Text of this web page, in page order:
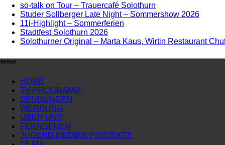
so-talk on Tour – Trauercafé Solothurn
Studer Sollberger Late Night – Sommershow 2026
11i-Highlight – Sommerferien
Stadtfest Solothurn 2026
Solothurner Original – Marta Kaus, Wirtin Restaurant
Seiten
HOME
TV-PROGRAMM
SENDUNGEN
WERBUNG
ÜBER UNS
FERNSEHEN
JUGEND MEDIEN PROJEKTE